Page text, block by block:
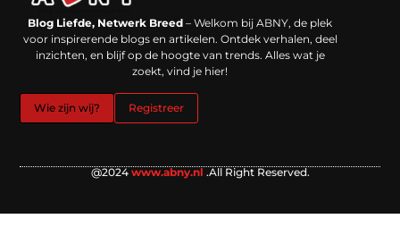
Blog Liefde, Netwerk Breed – Welkom bij ABNY, de plek
voor inspirerende blogs en artikelen. Ontdek verhalen, deel
inzichten, en blijf op de hoogte van trends. Alles wat je
zoekt, vind je hier!
Wie zijn wij? Registreer
@2024 www.abny.nl .All Right Reserved.